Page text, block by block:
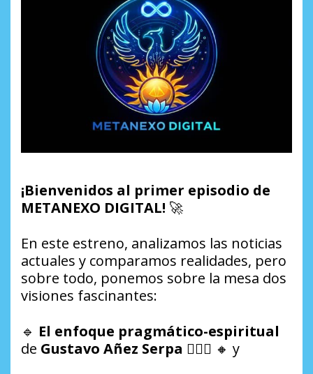
¡Bienvenidos al primer episodio de
METANEXO DIGITAL! 🚀
En este estreno, analizamos las noticias
actuales y comparamos realidades, pero
sobre todo, ponemos sobre la mesa dos
visiones fascinantes:
🔹 El enfoque pragmático-espiritual
de Gustavo Añez Serpa 🧘‍♂️⚖️ 🔸 y